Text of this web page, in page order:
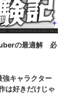
の最適解 必
キャラクター
は好きだけじゃ